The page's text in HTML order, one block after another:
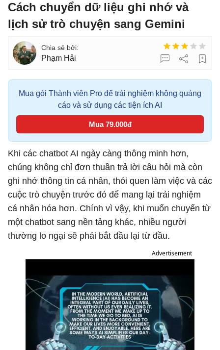
Cách chuyển dữ liệu ghi nhớ và
lịch sử trò chuyện sang Gemini
Phạm Hải
Mua gói Thành viên Pro để trải nghiệm không quảng
cáo và sử dụng các tiện ích AI
Mua 79.000đ
Khi các chatbot AI ngày càng thông minh hơn,
chúng không chỉ đơn thuần trả lời câu hỏi mà còn
ghi nhớ thông tin cá nhân, thói quen làm việc và các
cuộc trò chuyện trước đó để mang lại trải nghiệm
cá nhân hóa hơn. Chính vì vậy, khi muốn chuyển từ
một chatbot sang nền tảng khác, nhiều người
thường lo ngại sẽ phải bắt đầu lại từ đầu.
Advertisement